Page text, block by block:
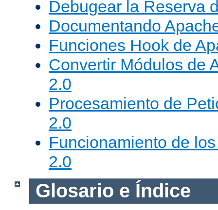
Debugear la Reserva
Documentando
Funciones Hook de
Convertir Módulos de
2.0
Procesamiento de
2.0
Funcionamiento de
2.0
Glosario e Índice